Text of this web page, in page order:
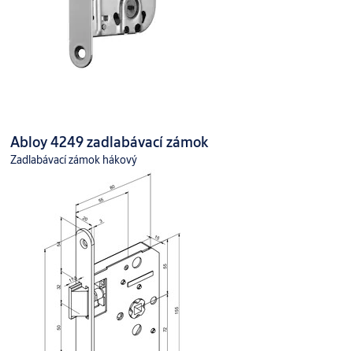
Abloy 4249 zadlabávací zámok
Zadlabávací zámok hákový